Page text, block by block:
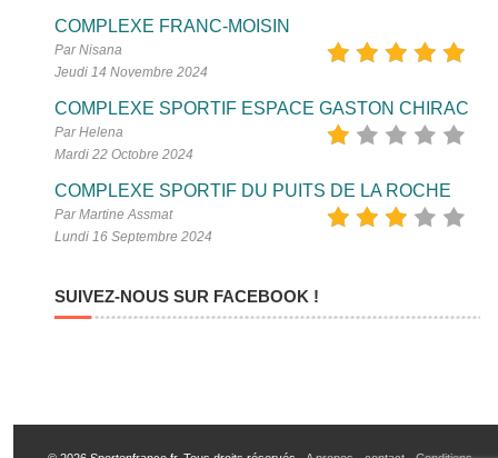
COMPLEXE FRANC-MOISIN
Par Nisana
Jeudi 14 Novembre 2024
COMPLEXE SPORTIF ESPACE GASTON CHIRAC
Par Helena
Mardi 22 Octobre 2024
COMPLEXE SPORTIF DU PUITS DE LA ROCHE
Par Martine Assmat
Lundi 16 Septembre 2024
SUIVEZ-NOUS SUR FACEBOOK !